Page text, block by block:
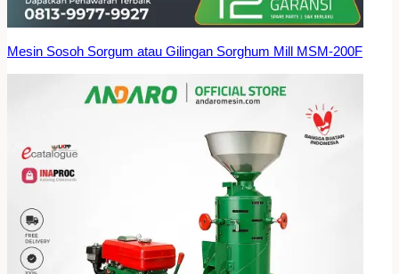
Mesin Sosoh Sorgum atau Gilingan Sorghum Mill MSM-200F